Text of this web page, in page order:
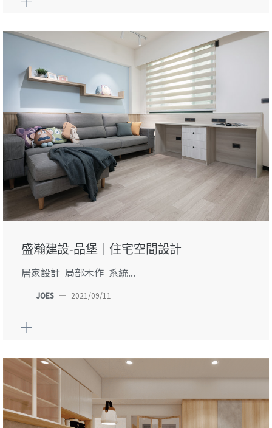
盛瀚建設-品堡｜住宅空間設計
居家設計 局部木作 系統...
JOES — 2021/09/11